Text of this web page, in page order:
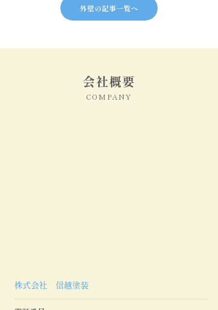
外壁の記事一覧へ
会社概要
COMPANY
株式会社 信越塗装